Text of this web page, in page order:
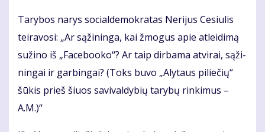
Ta­ry­bos na­rys so­cial­de­mok­ra­tas Ne­ri­jus Ce­siu­lis
tei­ra­vo­si: „Ar są­ži­nin­ga, kai žmo­gus apie at­lei­di­mą
su­ži­no iš „Fa­ce­bo­o­ko“? Ar taip dir­ba­ma at­vi­rai, są­ži­
nin­gai ir gar­bin­gai? (Toks bu­vo „Aly­taus pi­lie­čių“
šū­kis prieš šiuos sa­vi­val­dy­bių ta­ry­bų rin­ki­mus –
A.M.)“